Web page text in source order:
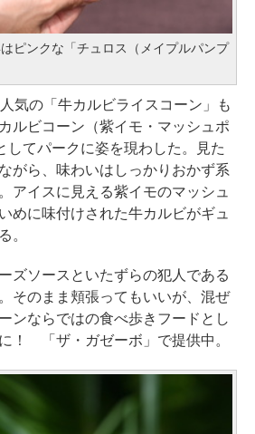
ピンクな「チュロス（メイプルパンプ
気の「牛カルビライスコーン」も
ルビコーン（紫イモ・マッシュポ
してパークに姿を現わした。見た
がら、味わいはしっかりおかず系
アイスに見える紫イモのマッシュ
めに味付けされた牛カルビがギュ
。
ズソースといたずらの犯人である
そのまま頬張ってもいいが、混ぜ
ンならではの食べ歩きフードとし
！ 「ザ・ガゼーボ」で提供中。